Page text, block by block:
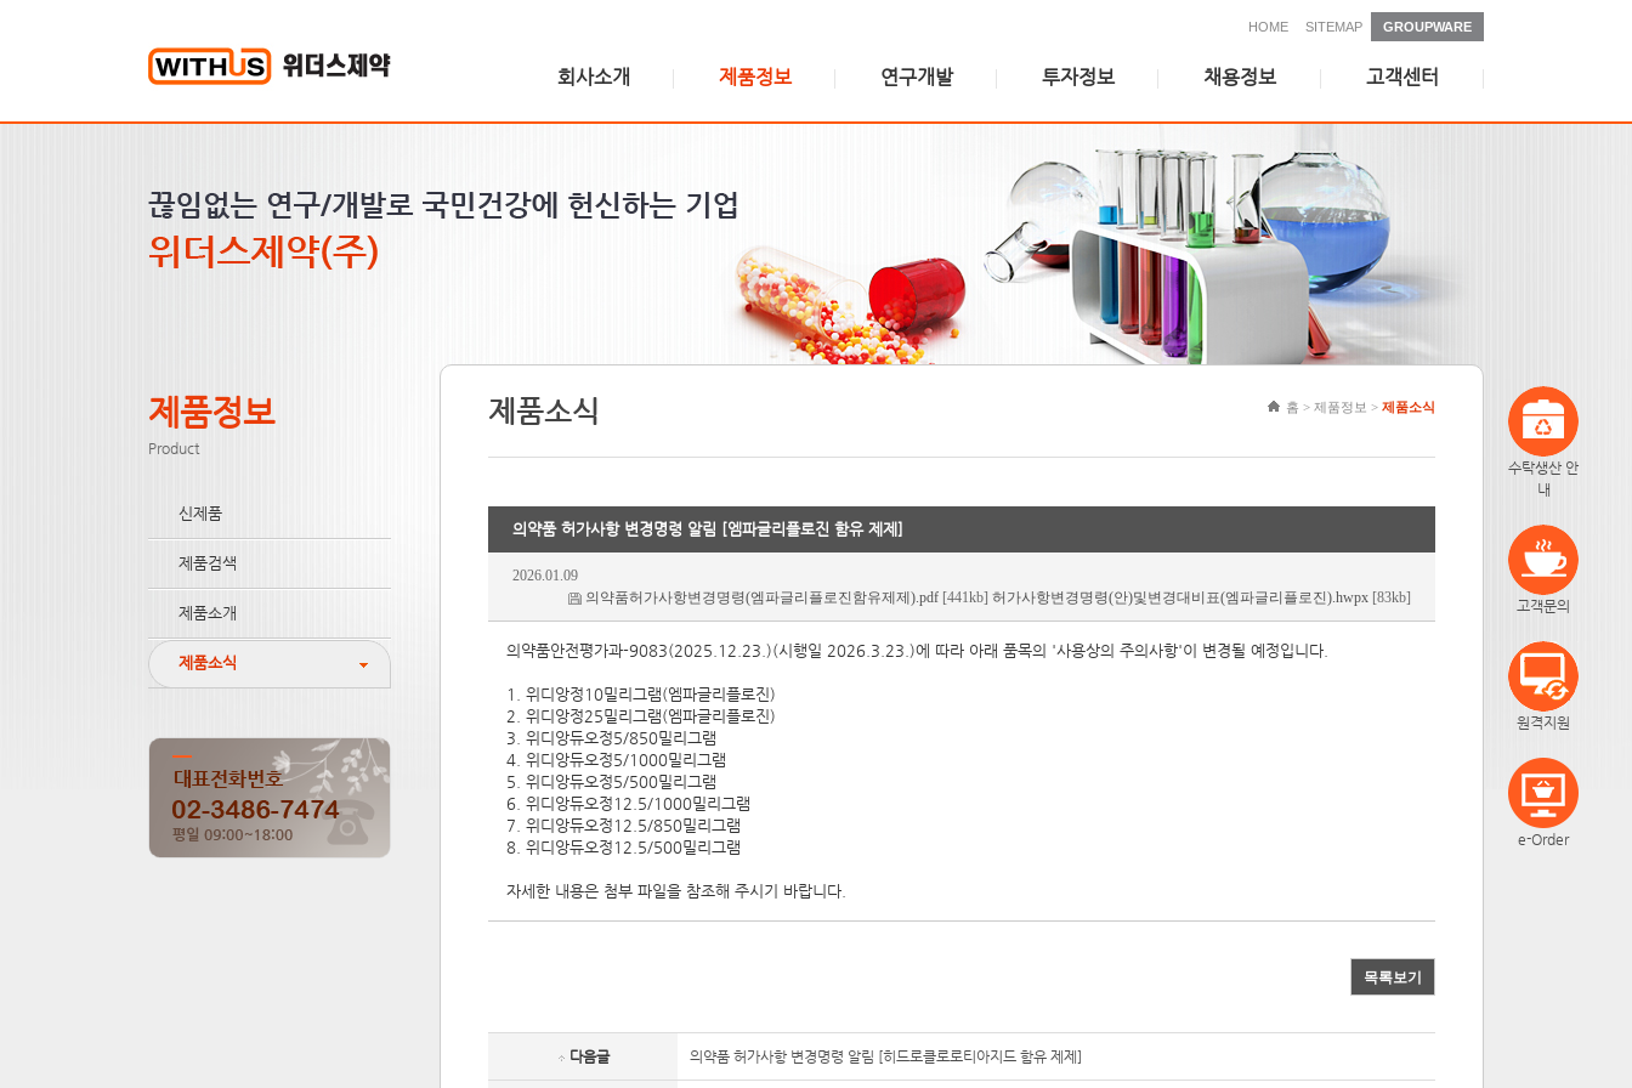
GROUPWARE
SITEMAP
HOME
회사소개 제품정보 연구개발 투자정보 채용정보 고객센터
CEO인사말
찾아오시는길
제품소개
공시정보
인재상
복리후생
채용안내
채용공고
자주묻는질문
위더스뉴스
제약산업 이슈
학술정보
수탁생산 안
내
고객문의
원격지원
e-Order
제품정보
Product
신제품
제품검색
제품소개
제품소식
제품소식 홈 > 제품정보 > 제품소식
의약품 허가사항 변경명령 알림 [엠파글리플로진 함유 제제]
2026.01.09
의약품허가사항변경명령(엠파글리플로진함유제제).pdf [441kb] 허가사항변경명령(안)및변경대비표(엠파글리플로진).hwpx [83kb]
의약품안전평가과-9083(2025.12.23.)(시행일 2026.3.23.)에 따라 아래 품목의 '사용상의 주의사항'이 변경될 예정입니다.
1. 위디앙정10밀리그램(엠파글리플로진)
2. 위디앙정25밀리그램(엠파글리플로진)
3. 위디앙듀오정5/850밀리그램
4. 위디앙듀오정5/1000밀리그램
5. 위디앙듀오정5/500밀리그램
6. 위디앙듀오정12.5/1000밀리그램
7. 위디앙듀오정12.5/850밀리그램
8. 위디앙듀오정12.5/500밀리그램
자세한 내용은 첨부 파일을 참조해 주시기 바랍니다.
다음글 의약품 허가사항 변경명령 알림 [히드로클로로티아지드 함유 제제]